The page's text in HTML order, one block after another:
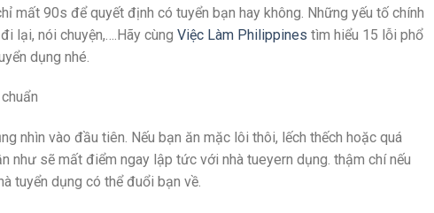
mất 90s để quyết định có tuyển bạn hay không. Những yếu tố chính
lại, nói chuyện,….Hãy cùng Việc Làm Philippines tìm hiểu 15 lỗi phổ
dụng nhé.
nhìn vào đầu tiên. Nếu bạn ăn mặc lôi thôi, lếch thếch hoặc quá
như sẽ mất điểm ngay lập tức với nhà tueyern dụng. thậm chí nếu
tuyển dụng có thể đuổi bạn về.